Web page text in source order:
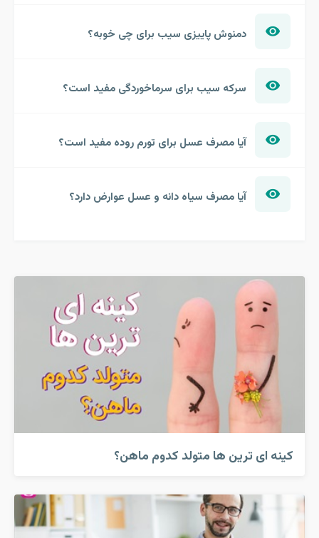
دمنوش پاییزی سیب برای چی خوبه؟
سرکه سیب برای سرماخوردگی مفید است؟
آیا مصرف عسل برای تورم روده مفید است؟
آیا مصرف سیاه دانه و عسل عوارض دارد؟
کینه ای ترین ها متولد کدوم ماهن؟